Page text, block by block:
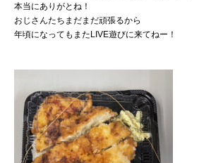
本当にありがとね！
おじさんたちまだまだ頑張るから
年頃になってもまたLIVE遊びに来てねー！